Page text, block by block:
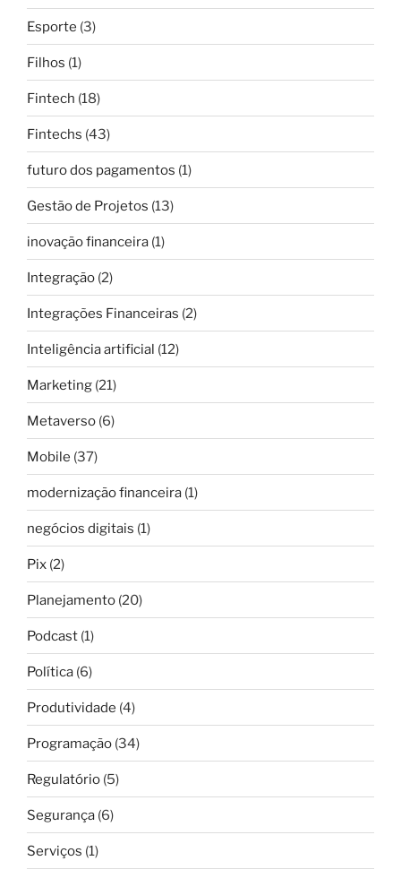
Esporte (3)
Filhos (1)
Fintech (18)
Fintechs (43)
futuro dos pagamentos (1)
Gestão de Projetos (13)
inovação financeira (1)
Integração (2)
Integrações Financeiras (2)
Inteligência artificial (12)
Marketing (21)
Metaverso (6)
Mobile (37)
modernização financeira (1)
negócios digitais (1)
Pix (2)
Planejamento (20)
Podcast (1)
Política (6)
Produtividade (4)
Programação (34)
Regulatório (5)
Segurança (6)
Serviços (1)